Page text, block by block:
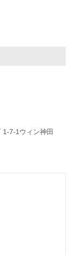
1-7-1ウィン神田